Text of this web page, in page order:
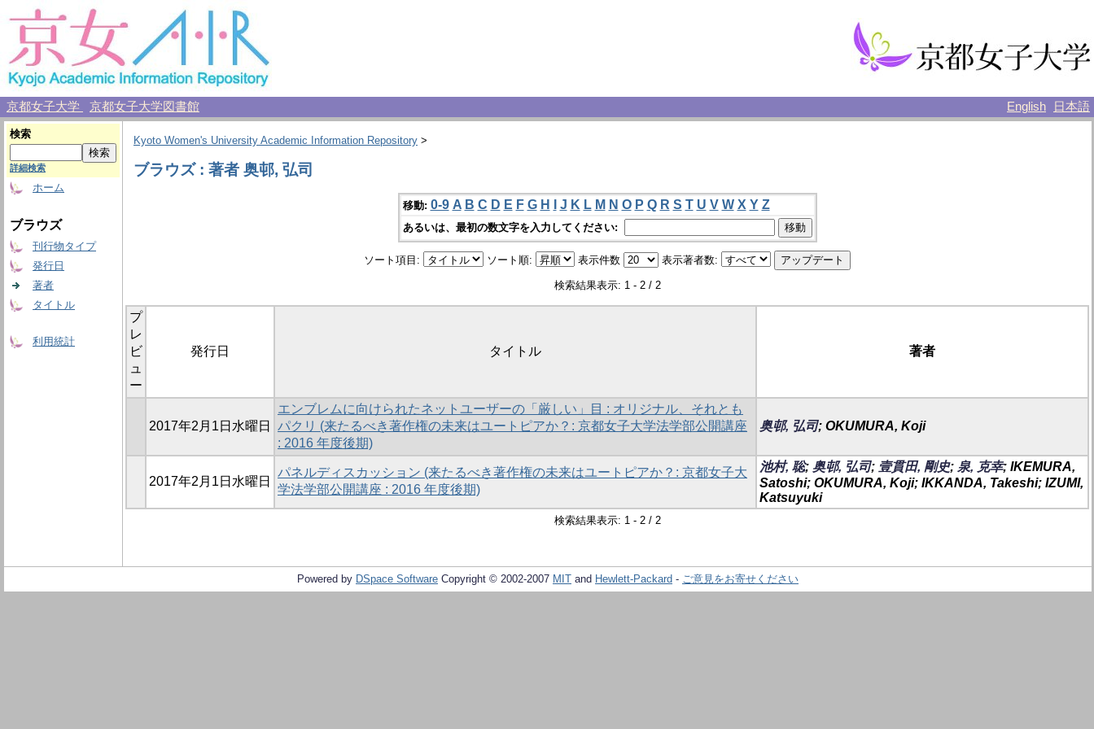
京都女子大学 京都女子大学図書館 English 日本語
検索
詳細検索
ホーム
ブラウズ
刊行物タイプ
発行日
著者
タイトル
利用統計
Kyoto Women's University Academic Information Repository >
ブラウズ : 著者 奥邨, 弘司
移動: 0-9 A B C D E F G H J K L M N O P Q R S T U V W X Y Z
あるいは、最初の数文字を入力してください:
ソート項目: ソート順: 表示件数 表示著者数:
検索結果表示: 1 - 2 / 2
プ
レ
ビ
ュ
ー
発行日 タイトル 著者
2017年2月1日水曜日
エンブレムに向けられたネットユーザーの「厳しい」目 : オリジナル、それとも
パクリ (来たるべき著作権の未来はユートピアか？: 京都女子大学法学部公開講座
: 2016 年度後期)
奥邨, 弘司; OKUMURA, Koji
2017年2月1日水曜日
パネルディスカッション (来たるべき著作権の未来はユートピアか？: 京都女子大
学法学部公開講座 : 2016 年度後期)
池村, 聡; 奥邨, 弘司; 壹貫田, 剛史; 泉, 克幸; IKEMURA,
Satoshi; OKUMURA, Koji; IKKANDA, Takeshi; IZUMI,
Katsuyuki
検索結果表示: 1 - 2 / 2
Powered by DSpace Software Copyright © 2002-2007 MIT and Hewlett-Packard - ご意見をお寄せください